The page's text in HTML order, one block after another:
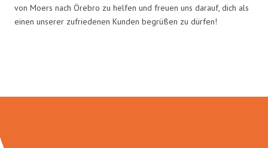
von Moers nach Örebro zu helfen und freuen uns darauf, dich als
einen unserer zufriedenen Kunden begrüßen zu dürfen!